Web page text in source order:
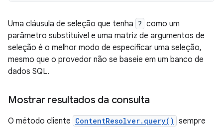
Uma cláusula de seleção que tenha ? como um
parâmetro substituível e uma matriz de argumentos de
seleção é o melhor modo de especificar uma seleção,
mesmo que o provedor não se baseie em um banco de
dados SQL.
Mostrar resultados da consulta
O método cliente ContentResolver.query() sempre